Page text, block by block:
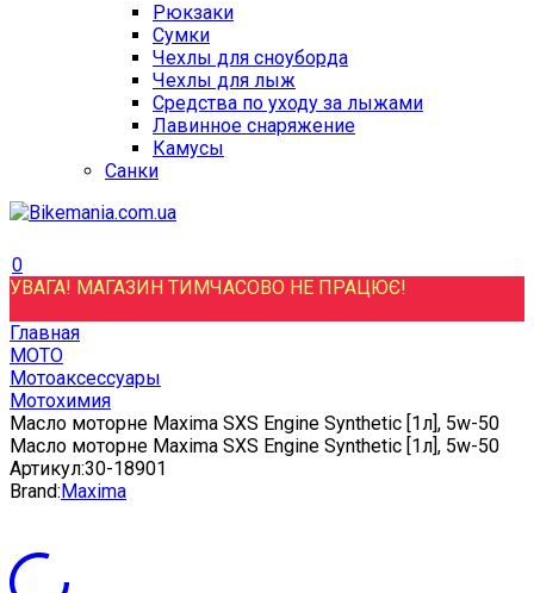
Рюкзаки
Сумки
Чехлы для сноуборда
Чехлы для лыж
Средства по уходу за лыжами
Лавинное снаряжение
Камусы
Санки
0
УВАГА! МАГАЗИН ТИМЧАСОВО НЕ ПРАЦЮЄ!
Главная
МОТО
Мотоаксессуары
Мотохимия
Масло моторне Maxima SXS Engine Synthetic [1л], 5w-50
Масло моторне Maxima SXS Engine Synthetic [1л], 5w-50
Артикул:30-18901
Brand:Maxima